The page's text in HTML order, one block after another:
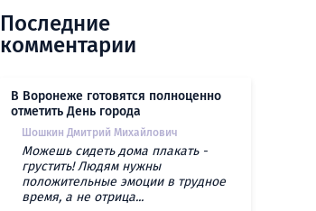
Последние
комментарии
В Воронеже готовятся полноценно
отметить День города
Шошкин Дмитрий Михайлович
Можешь сидеть дома плакать -
грустить! Людям нужны
положительные эмоции в трудное
время, а не отрица...